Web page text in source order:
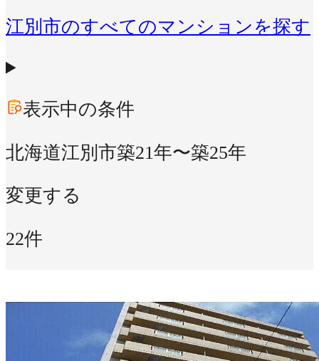
江別市のすべてのマンションを探す
表示中の条件
北海道江別市築21年〜築25年
変更する
22件